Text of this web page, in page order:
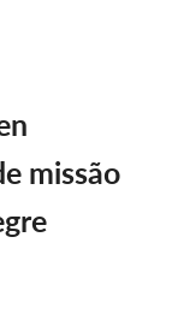
missão